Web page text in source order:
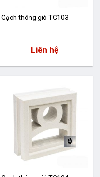
Gạch thông gió TG103
Liên hệ